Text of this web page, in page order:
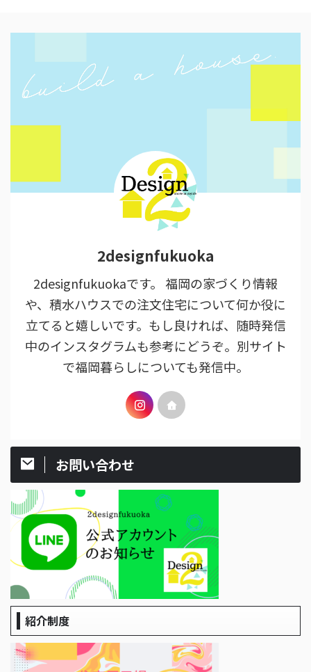
2designfukuoka
2designfukuokaです。 福岡の家づくり情報
や、積水ハウスでの注文住宅について何か役に
立てると嬉しいです。もし良ければ、随時発信
中のインスタグラムも参考にどうぞ。別サイト
で福岡暮らしについても発信中。
お問い合わせ
紹介制度